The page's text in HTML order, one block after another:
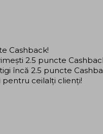
Cashback!
2.5 puncte
încă 2.5 puncte
pentru ceilalți clienți!